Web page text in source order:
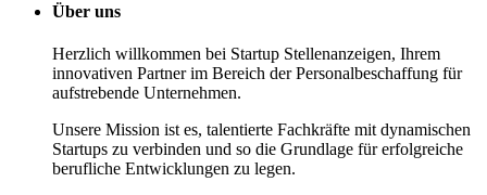
Über uns
Herzlich willkommen bei Startup Stellenanzeigen, Ihrem
innovativen Partner im Bereich der Personalbeschaffung für
aufstrebende Unternehmen.
Unsere Mission ist es, talentierte Fachkräfte mit dynamischen
Startups zu verbinden und so die Grundlage für erfolgreiche
berufliche Entwicklungen zu legen.